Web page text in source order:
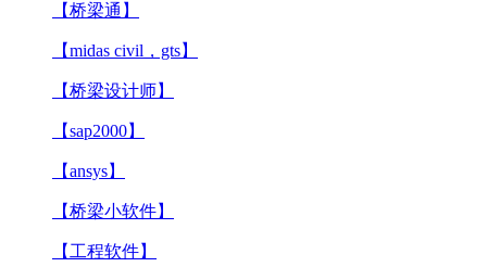
【桥梁通】
【midas civil，gts】
【桥梁设计师】
【sap2000】
【ansys】
【桥梁小软件】
【工程软件】